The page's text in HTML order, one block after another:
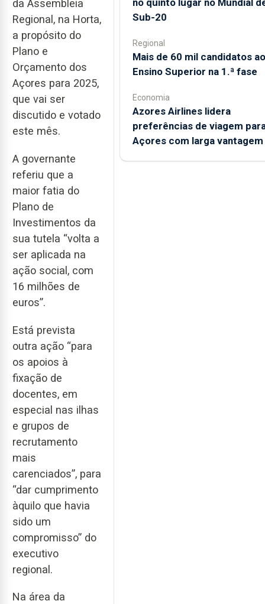
da Assembleia
Regional, na Horta,
a propósito do
Plano e
Orçamento dos
Açores para 2025,
que vai ser
discutido e votado
este mês.
A governante
referiu que a
maior fatia do
Plano de
Investimentos da
sua tutela “volta a
ser aplicada na
ação social, com
16 milhões de
euros”.
Está prevista
outra ação “para
os apoios à
fixação de
docentes, em
especial nas ilhas
e grupos de
recrutamento
mais
carenciados”, para
“dar cumprimento
àquilo que havia
sido um
compromisso” do
executivo
regional.
Na área da
Sub-20
Regional
Mais de 60 mil candidatos ao
Ensino Superior na 1.ª fase
Economia
Azores Airlines lidera
preferências de viagem
Açores com larga vantagem